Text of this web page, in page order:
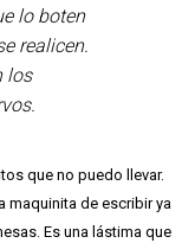
lo boten
realicen.
los
que no puedo llevar.
maquinita de escribir ya
Es una lástima que